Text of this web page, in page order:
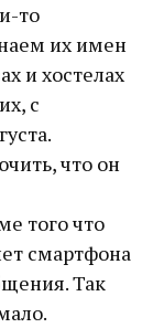
то
их имен
и хостелах
с
что он
того что
смартфона
Так